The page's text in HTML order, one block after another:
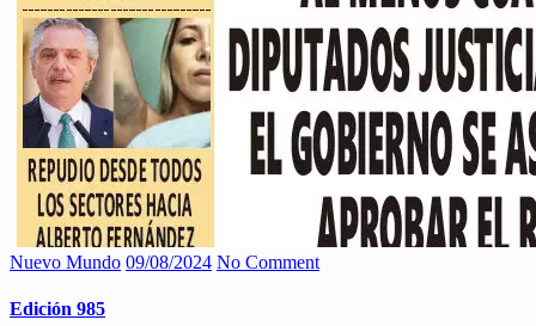
Nuevo Mundo 09/08/2024 No Comment
Edición 985